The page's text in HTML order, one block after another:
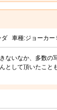
ダ 車種:ジョーカー
ないなか、多数の
として頂いたこ